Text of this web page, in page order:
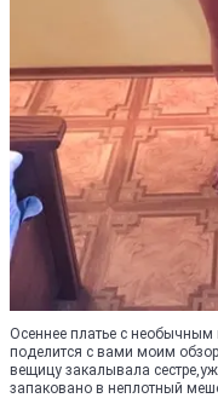
Осеннее платье с необычным
поделится с вами моим
вещицу закалывала
запаковано в неплотный